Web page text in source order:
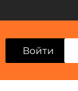
Войти